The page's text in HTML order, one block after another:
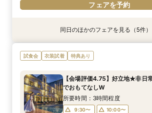
フェアを予約
特典あり
8/26(水)
【自宅で式場見学★】在宅&スマ
ライン相談会♪
10:00〜
特典あり
8/26(水)
【迷っている方も大歓迎】最短
談×次回試食付
10:00〜
17:00〜
衣装試着 特典あり
8/26(水)
＼前々日〜当日予約◎／フレン
限定前撮り特典付
9:30〜
15:00〜
17:00〜
特典あり
8/26(水)
【フォト婚】貸切邸宅で残す大
定特典付相談会
9:30〜
15:00〜
17:00〜
衣装試着 特典あり
8/26(水)
今月限定【130万優待★ドレス試
×特製スイーツ
9:30〜
15:00〜
17:00〜
同日のほかのフェアを見る（5件）
試食会 衣装試着 特典あり
【会場評価4.75】好立地★非日
でおもてなしW
所要時間：3時間程度
9:30〜
10:00〜